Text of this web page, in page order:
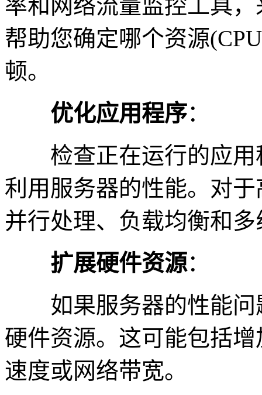
率和网络流量监控工具
帮助您确定哪个资源
顿。
优化应用程序：
检查正在运行的应用
利用服务器的性能。对
并行处理、负载均衡和
扩展硬件资源：
如果服务器的性能问
硬件资源。这可能包括
速度或网络带宽。